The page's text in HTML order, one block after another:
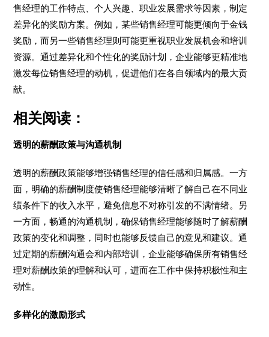
售经理的工作特点、个人兴趣、职业发展需求等因素，制定
差异化的奖励方案。例如，某些销售经理可能更倾向于金钱
奖励，而另一些销售经理则可能更重视职业发展机会和培训
资源。通过差异化和个性化的奖励计划，企业能够更精准地
激发每位销售经理的动机，促进他们在各自领域内的最大贡
献。
相关阅读：
透明的薪酬政策与沟通机制
透明的薪酬政策能够增强销售经理的信任感和归属感。一方
面，明确的薪酬制度使销售经理能够清晰了解自己在不同业
绩条件下的收入水平，避免信息不对称引发的不满情绪。另
一方面，畅通的沟通机制，确保销售经理能够随时了解薪酬
政策的变化和调整，同时也能够反馈自己的意见和建议。通
过定期的薪酬沟通会和内部培训，企业能够确保所有销售经
理对薪酬政策的理解和认可，进而在工作中保持积极性和主
动性。
多样化的激励形式